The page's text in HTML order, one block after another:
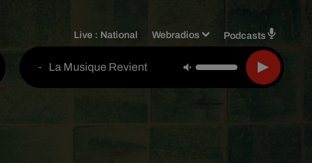
Live : National Webradios Podcasts
- La Musique Revient